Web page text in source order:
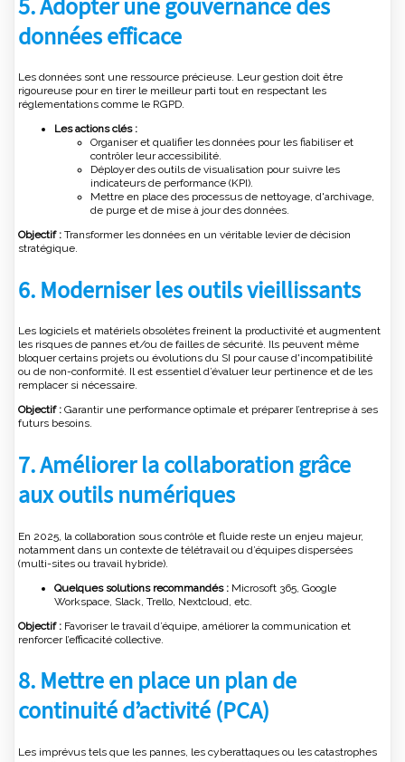
données efficace
Les données sont une ressource précieuse. Leur gestion doit être
rigoureuse pour en tirer le meilleur parti tout en respectant les
réglementations comme le RGPD.
Les actions clés :
Organiser et qualifier les données pour les fiabiliser et
contrôler leur accessibilité.
Déployer des outils de visualisation pour suivre les
indicateurs de performance (KPI).
Mettre en place des processus de nettoyage, d'archivage,
de purge et de mise à jour des données.
Objectif : Transformer les données en un véritable levier de décision
stratégique.
6. Moderniser les outils vieillissants
Les logiciels et matériels obsolètes freinent la productivité et augmentent
les risques de pannes et/ou de failles de sécurité. Ils peuvent même
bloquer certains projets ou évolutions du SI pour cause d'incompatibilité
ou de non-conformité. Il est essentiel d’évaluer leur pertinence et de les
remplacer si nécessaire.
Objectif : Garantir une performance optimale et préparer l’entreprise à ses
futurs besoins.
7. Améliorer la collaboration grâce
aux outils numériques
En 2025, la collaboration sous contrôle et fluide reste un enjeu majeur,
notamment dans un contexte de télétravail ou d’équipes dispersées
(multi-sites ou travail hybride).
Quelques solutions recommandés : Microsoft 365, Google
Workspace, Slack, Trello, Nextcloud, etc.
Objectif : Favoriser le travail d’équipe, améliorer la communication et
renforcer l’efficacité collective.
8. Mettre en place un plan de
continuité d’activité (PCA)
Les imprévus tels que les pannes, les cyberattaques ou les catastrophes